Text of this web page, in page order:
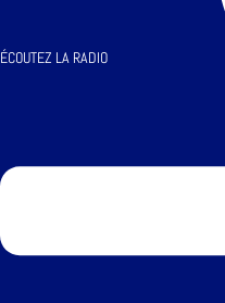
ÉCOUTEZ LA RADIO